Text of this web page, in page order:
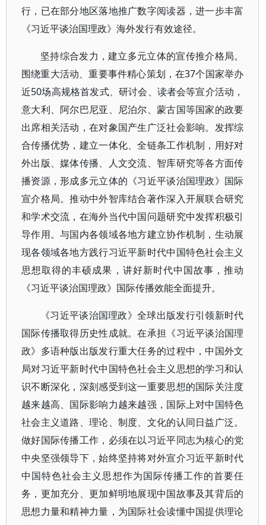
行，已在部分地区落地推广数字阅读器，进一步丰富
《习近平谈治国理政》海外发行有效途径。
坚持综合发力，建立多元立体的宣传推介格局。
围绕重大活动、重要事件精心策划，在37个国家举办
近50场高规格首发式、研讨会、读者会等宣介活动，
意大利、阿尔巴尼亚、尼泊尔、蒙古国等国家的政要
出席相关活动，在对象国产生广泛社会影响。发挥综
合传播优势，建立一体化、全链条工作机制，用好对
外出版、媒体传播、人文交流、智库研究等各方面传
播资源，形成多元立体的《习近平谈治国理政》国际
宣介格局。推动中外智库结合著作深入开展联合研究
和学术交流，在海外当代中国问题研究中发挥积极引
导作用。与国内各领域各地方建立协作机制，生动展
现各领域各地方践行习近平新时代中国特色社会主义
思想取得的丰硕成果，讲好新时代中国故事，推动
《习近平谈治国理政》国际传播效能全面提升。
《习近平谈治国理政》全球出版发行引领新时代
国际传播取得历史性成就。在承担《习近平谈治国理
政》多语种版出版发行重大任务的过程中，中国外文
局对习近平新时代中国特色社会主义思想的学习和认
识不断深化，深刻感受到这一重要思想的国际关注度
越来越高、国际影响力越来越强，国际上对中国特色
社会主义道路、理论、制度、文化的认同日益广泛。
做好国际传播工作，必须在以习近平同志为核心的党
中央坚强领导下，始终坚持将对外宣介习近平新时代
中国特色社会主义思想作为国际传播工作的首要任
务，更加充分、更加鲜明地展现中国故事及其背后的
思想力量和精神力量，为国际社会读懂中国提供理论